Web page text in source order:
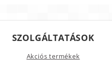
SZOLGÁLTATÁSOK
Akciós termékek